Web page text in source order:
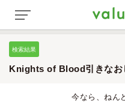
検索結果
Knights of Blood引きなお
今なら、ねん